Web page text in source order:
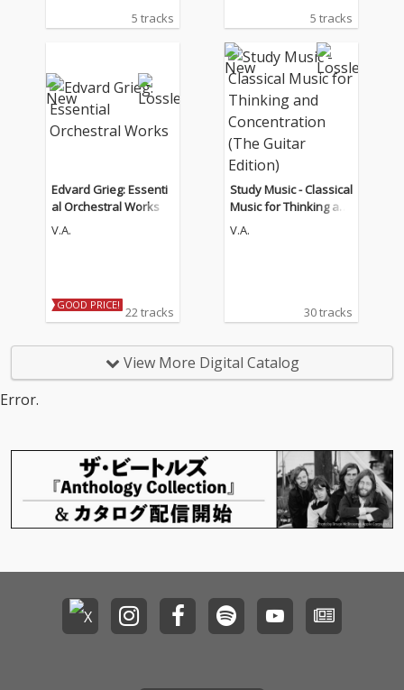
5 tracks 5 tracks
Edvard Grieg: Essenti
al Orchestral Works
V.A.
GOOD PRICE! 22 tracks
Study Music - Classical
Music for Thinking an
d Concentration (The
V.A.
30 tracks
View More Digital Catalog
Error.